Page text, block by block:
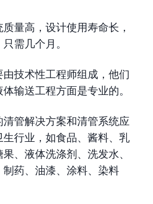
量高，设计使用寿命长，
需几个月。
技术性工程师组成，他们
输送工程方面是专业的。
管解决方案和清管系统应
生行业，如食品、酱料、乳
、液体洗涤剂、洗发水、
制药、油漆、涂料、染料